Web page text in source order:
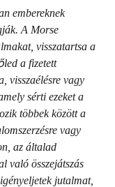
embereknek
A Morse
visszatartsa a
a fizetett
visszaélésre vagy
sérti ezeket a
többek között a
vagy
az általad
való összejátszás
jutalmat,